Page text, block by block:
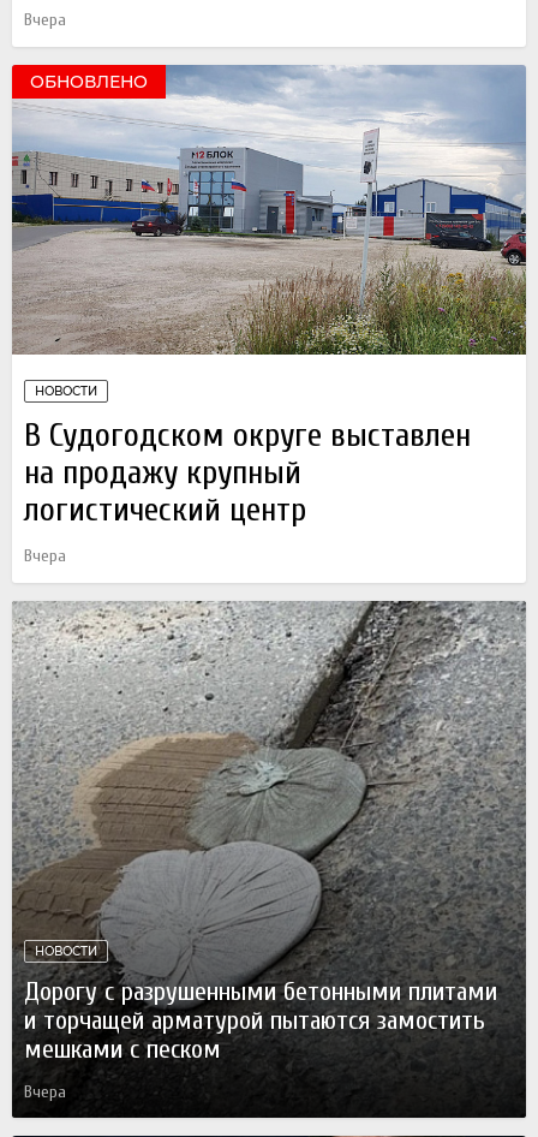
Вчера
ОБНОВЛЕНО
НОВОСТИ
В Судогодском округе выставлен
на продажу крупный
логистический центр
Вчера
НОВОСТИ
Дорогу с разрушенными бетонными плитами
и торчащей арматурой пытаются замостить
мешками с песком
Вчера